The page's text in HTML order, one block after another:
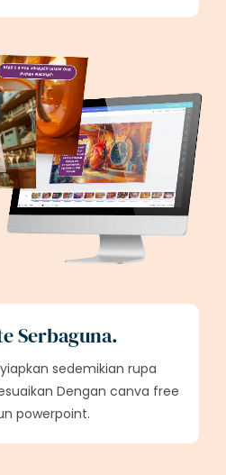
Serbaguna.
sedemikian rupa
Dengan canva free
powerpoint.